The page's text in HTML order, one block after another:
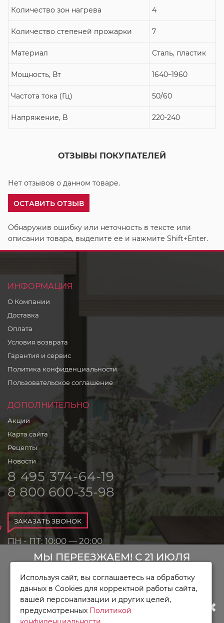
Количество зон нагрева 4
Количество степеней прожарки 7
Материал Сталь, пластик
Мощность, Вт 1640–1960
Частота тока (Гц) 50/60
Напряжение, B 220-240
ОТЗЫВЫ ПОКУПАТЕЛЕЙ
Нет отзывов о данном товаре.
ОСТАВИТЬ ОТЗЫВ
Обнаружив ошибку или неточность в тексте или
описании товара, выделите ее и нажмите Shift+Enter.
МЫ ПЕРЕЕЗЖАЕМ! С 21 ИЮЛЯ
МАГАЗИН БУДЕТ РАБОТАТЬ ПО
НОВОМУ АДРЕСУ. ПОДРОБНАЯ
ИНФОРМАЦИЯ
О Компании
Доставка
Оплата
Условия возврата
Гарантия и сервис
Политика конфиденциальности
Пользовательское соглашение
ДОПОЛНИТЕЛЬНО
Акции
Карта сайта
Рецепты
Новости
8 495 374-64-19
8 800 600-35-98
ЗАКАЗАТЬ ЗВОНОК
ПН - ПТ: 10:00 — 20:00
Магазин
KitchenAid © 2010 - 2026
Используя сайт, вы соглашаетесь на обработку
данных в Cookies для корректной работы сайта,
вашей персонализации и других целей,
предусмотренных Политикой